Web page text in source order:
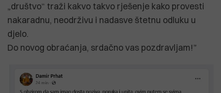
„društvo“ traži kakvo takvo rješenje kako provesti
nakaradnu, neodrživu i nadasve štetnu odluku u
djelo.
Do novog obraćanja, srdačno vas pozdravljam!”